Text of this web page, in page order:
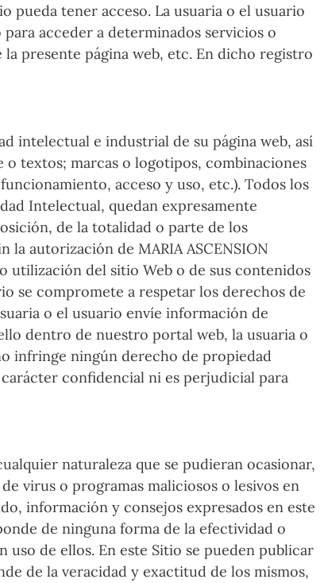
pueda tener acceso. La usuaria o el usuario
acceder a determinados servicios o
presente página web, etc. En dicho registro
intelectual e industrial de su página web, así
textos; marcas o logotipos, combinaciones
acceso y uso, etc.). Todos los
Intelectual, quedan expresamente
de la totalidad o parte de los
autorización de MARIA ASCENSION
utilización del sitio Web o de sus contenidos
se compromete a respetar los derechos de
o el usuario envíe información de
dentro de nuestro portal web, la usuaria o
infringe ningún derecho de propiedad
confidencial ni es perjudicial para
naturaleza que se pudieran ocasionar,
virus o programas maliciosos o lesivos en
información y consejos expresados en este
de ninguna forma de la efectividad o
uso de ellos. En este Sitio se pueden publicar
de la veracidad y exactitud de los mismos,